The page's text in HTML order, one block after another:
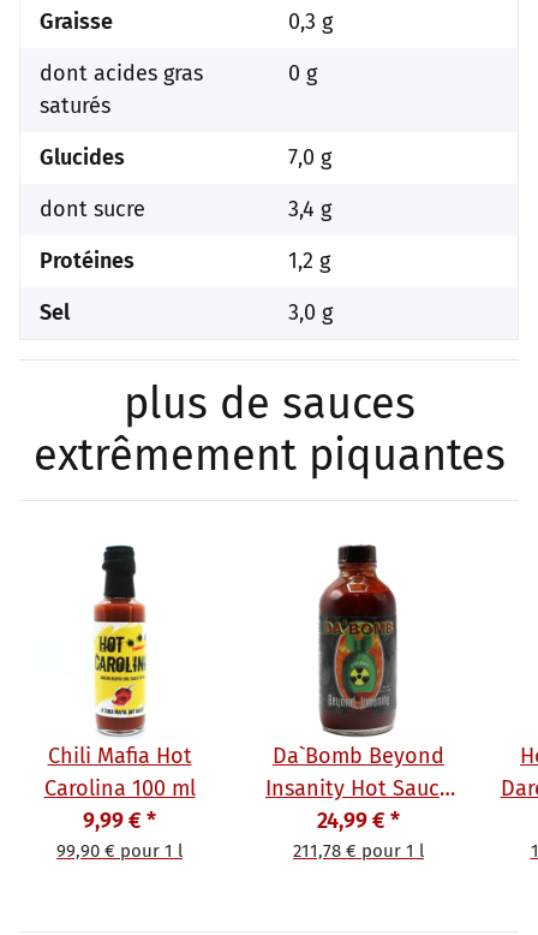
Graisse
0,3 g
dont acides gras
saturés
0 g
Glucides
7,0 g
dont sucre
3,4 g
Protéines
1,2 g
Sel
3,0 g
plus de sauces
extrêmement piquantes
Chili Mafia Hot
Carolina 100 ml
9,99 €*
99,90 € pour 1 l
Da`Bomb Beyond
Insanity Hot Sauce
118 ml
24,99 €*
211,78 € pour 1 l